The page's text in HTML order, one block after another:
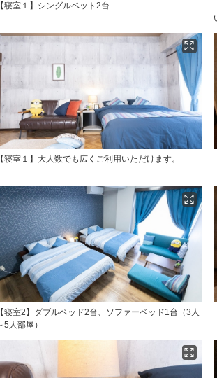
【寝室１】シングルベット2台
【寝室１】大人数でも広くご利用いただけます。
【寝室2】ダブルベッド2台、ソファーベッド1台（3人
5人部屋）